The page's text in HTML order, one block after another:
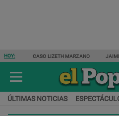
HOY: CASO LIZETH MARZANO
ÚLTIMAS NOTICIAS